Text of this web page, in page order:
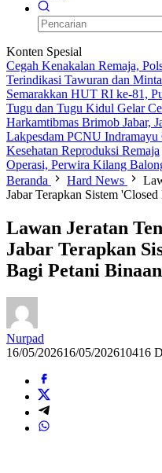
Konten Spesial
Cegah Kenakalan Remaja,
Terindikasi Tawuran dan
Semarakkan HUT RI ke-81,
Tugu dan Tugu Kidul Gelar
Harkamtibmas Brimob Jabar,
Lakpesdam PCNU
Kesehatan Reproduksi Remaja
Operasi, Perwira Kilang
Beranda
Hard News
Jabar Terapkan Sistem
Lawan Jeratan
Jabar Terapkan
Bagi Petani Binaan
Nurpad
16/05/202616/05/202610416